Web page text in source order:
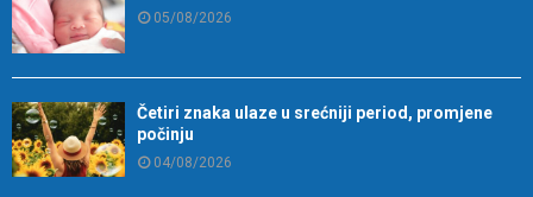
05/08/2026
Četiri znaka ulaze u srećniji period, promjene
počinju
04/08/2026